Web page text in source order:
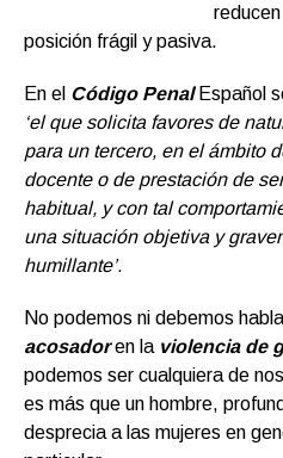
posición frágil y pasiva.
En el Código PenalEspañol
‘el que solicita favores de
para un tercero, en el ámbito
docente o de prestación de
habitual, y con tal
una situación objetiva y
humillante’.
No podemos ni debemos
acosadoren la violencia de
podemos ser cualquiera de
es más que un hombre,
desprecia a las mujeres en